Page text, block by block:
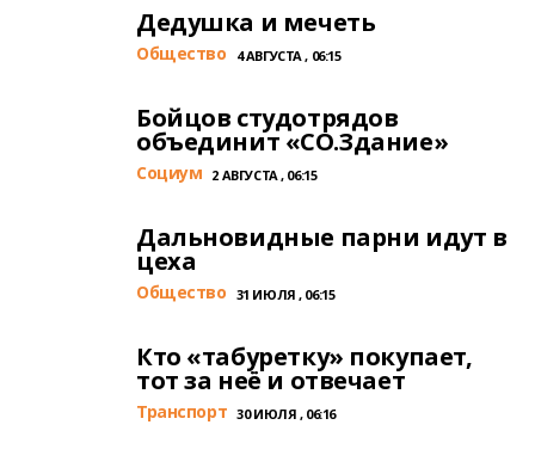
Дедушка и мечеть
Общество 4 АВГУСТА , 06:15
Бойцов студотрядов
объединит «СО.Здание»
Cоциум 2 АВГУСТА , 06:15
Дальновидные парни идут в
цеха
Общество 31 ИЮЛЯ , 06:15
Кто «табуретку» покупает,
тот за неё и отвечает
Транспорт 30 ИЮЛЯ , 06:16